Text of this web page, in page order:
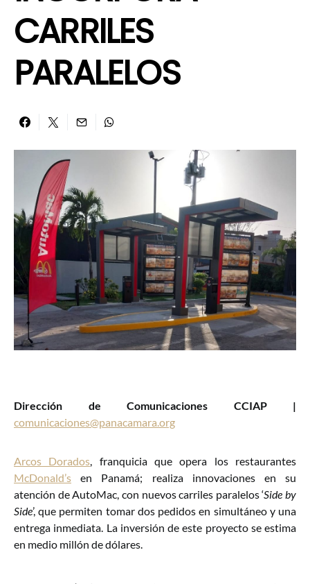
CARRILES
PARALELOS
Dirección de Comunicaciones CCIAP |
comunicaciones@panacamara.org
Arcos Dorados, franquicia que opera los restaurantes
McDonald’s en Panamá; realiza innovaciones en su
atención de AutoMac, con nuevos carriles paralelos ‘Side by
Side’, que permiten tomar dos pedidos en simultáneo y una
entrega inmediata. La inversión de este proyecto se estima
en medio millón de dólares.